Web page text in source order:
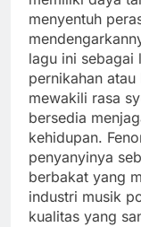
menyentuh
lagu ini sebagai
pernikahan
mewakili rasa
bersedia
kehidupan.
penyanyinya
berbakat yang
industri musik
kualitas yang